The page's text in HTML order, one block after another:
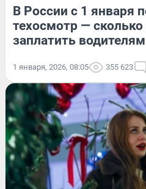
В России с 1 января
техосмотр — сколько
заплатить водителям
1 января, 2026, 08:05 355 623